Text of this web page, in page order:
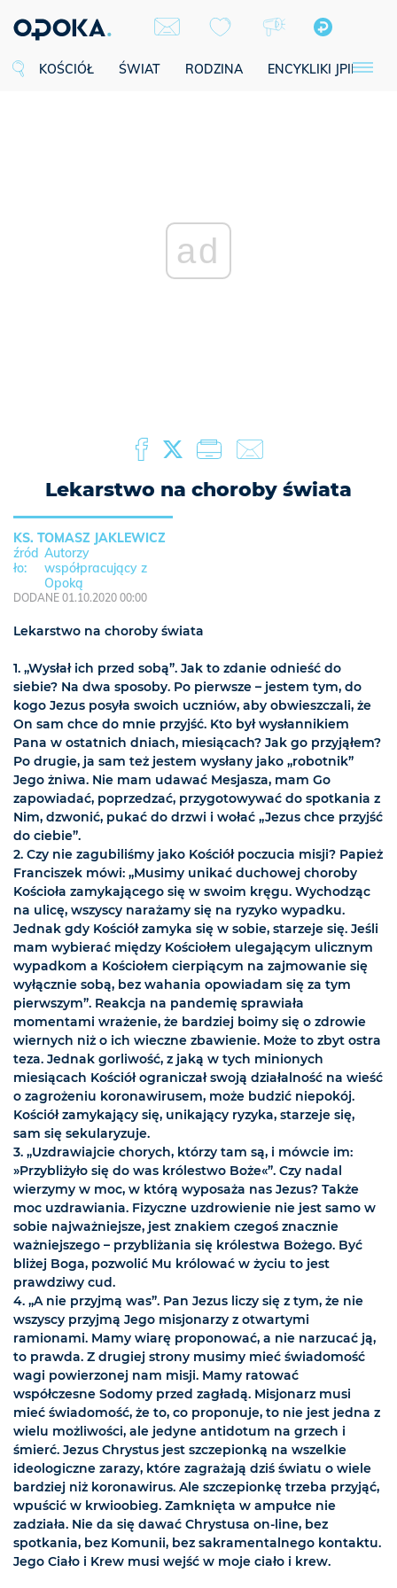
KOŚCIÓŁ ŚWIAT RODZINA ENCYKLIKI JPII
ad
Lekarstwo na choroby świata
KS. TOMASZ JAKLEWICZ
Autorzy
współpracujący z
Opoką
DODANE 01.10.2020 00:00
Lekarstwo na choroby świata
1. „Wysłał ich przed sobą”. Jak to zdanie odnieść do
siebie? Na dwa sposoby. Po pierwsze – jestem tym, do
kogo Jezus posyła swoich uczniów, aby obwieszczali, że
On sam chce do mnie przyjść. Kto był wysłannikiem
Pana w ostatnich dniach, miesiącach? Jak go przyjąłem?
Po drugie, ja sam też jestem wysłany jako „robotnik”
Jego żniwa. Nie mam udawać Mesjasza, mam Go
zapowiadać, poprzedzać, przygotowywać do spotkania z
Nim, dzwonić, pukać do drzwi i wołać „Jezus chce przyjść
do ciebie”.
2. Czy nie zagubiliśmy jako Kościół poczucia misji? Papież
Franciszek mówi: „Musimy unikać duchowej choroby
Kościoła zamykającego się w swoim kręgu. Wychodząc
na ulicę, wszyscy narażamy się na ryzyko wypadku.
Jednak gdy Kościół zamyka się w sobie, starzeje się. Jeśli
mam wybierać między Kościołem ulegającym ulicznym
wypadkom a Kościołem cierpiącym na zajmowanie się
wyłącznie sobą, bez wahania opowiadam się za tym
pierwszym”. Reakcja na pandemię sprawiała
momentami wrażenie, że bardziej boimy się o zdrowie
wiernych niż o ich wieczne zbawienie. Może to zbyt ostra
teza. Jednak gorliwość, z jaką w tych minionych
miesiącach Kościół ograniczał swoją działalność na wieść
o zagrożeniu koronawirusem, może budzić niepokój.
Kościół zamykający się, unikający ryzyka, starzeje się,
sam się sekularyzuje.
3. „Uzdrawiajcie chorych, którzy tam są, i mówcie im:
»Przybliżyło się do was królestwo Boże«”. Czy nadal
wierzymy w moc, w którą wyposaża nas Jezus? Także
moc uzdrawiania. Fizyczne uzdrowienie nie jest samo w
sobie najważniejsze, jest znakiem czegoś znacznie
ważniejszego – przybliżania się królestwa Bożego. Być
bliżej Boga, pozwolić Mu królować w życiu to jest
prawdziwy cud.
4. „A nie przyjmą was”. Pan Jezus liczy się z tym, że nie
wszyscy przyjmą Jego misjonarzy z otwartymi
ramionami. Mamy wiarę proponować, a nie narzucać ją,
to prawda. Z drugiej strony musimy mieć świadomość
wagi powierzonej nam misji. Mamy ratować
współczesne Sodomy przed zagładą. Misjonarz musi
mieć świadomość, że to, co proponuje, to nie jest jedna z
wielu możliwości, ale jedyne antidotum na grzech i
śmierć. Jezus Chrystus jest szczepionką na wszelkie
ideologiczne zarazy, które zagrażają dziś światu o wiele
bardziej niż koronawirus. Ale szczepionkę trzeba przyjąć,
wpuścić w krwioobieg. Zamknięta w ampułce nie
zadziała. Nie da się dawać Chrystusa on-line, bez
spotkania, bez Komunii, bez sakramentalnego kontaktu.
Jego Ciało i Krew musi wejść w moje ciało i krew.